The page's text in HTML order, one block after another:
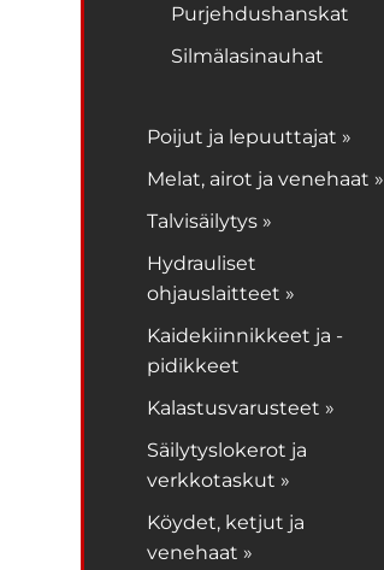
Purjehdushanskat
Silmälasinauhat
Poijut ja lepuuttajat »
Melat, airot ja venehaat »
Talvisäilytys »
Hydrauliset
ohjauslaitteet »
Kaidekiinnikkeet ja -
pidikkeet
Kalastusvarusteet »
Säilytyslokerot ja
verkkotaskut »
Köydet, ketjut ja
venehaat »